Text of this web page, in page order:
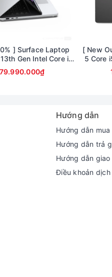
148PPI đủ để đáp ứng tốt
tươi sáng và rực rỡ hơn so với
] Surface Laptop
Gen Intel Core i7,
1TB SSD NVIDIA
RTX 4060
79.990.000₫
[ New
5 Core
SSD
Hướng dẫn
Hướng dẫn mua
Hướng dẫn trả
Hướng dẫn giao
Điều khoản dịch